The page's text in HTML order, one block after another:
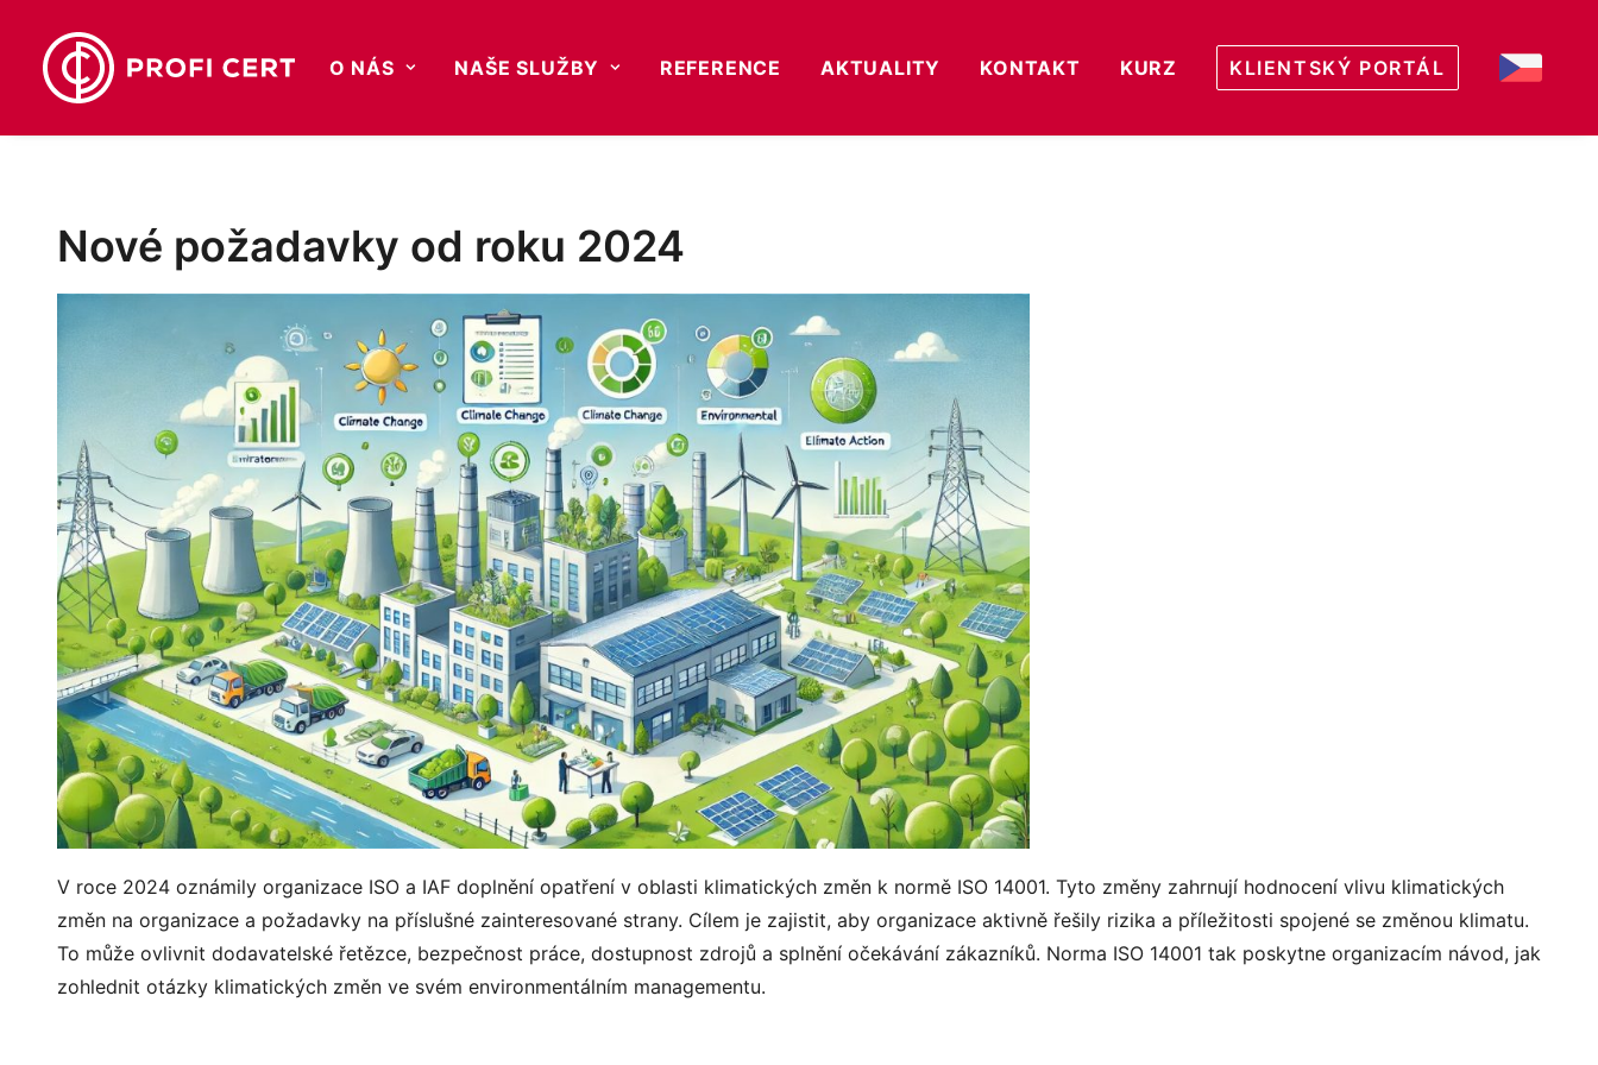
O NÁS NAŠE SLUŽBY REFERENCE AKTUALITY KONTAKT KURZ KLIENTSKÝ PORTÁL CZ
Nové požadavky od roku 2024
V roce 2024 oznámily organizace ISO a IAF doplnění opatření v oblasti klimatických změn k normě ISO 14001. Tyto změny zahrnují hodnocení vlivu klimatických
změn na organizace a požadavky na příslušné zainteresované strany. Cílem je zajistit, aby organizace aktivně řešily rizika a příležitosti spojené se změnou klimatu.
To může ovlivnit dodavatelské řetězce, bezpečnost práce, dostupnost zdrojů a splnění očekávání zákazníků. Norma ISO 14001 tak poskytne organizacím návod, jak
zohlednit otázky klimatických změn ve svém environmentálním managementu.